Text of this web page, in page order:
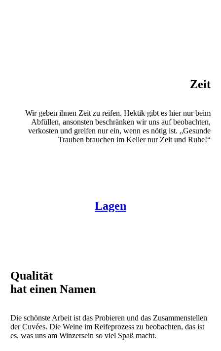
Zeit
Wir geben ihnen Zeit zu reifen. Hektik gibt es hier nur beim
Abfüllen, ansonsten beschränken wir uns auf beobachten,
verkosten und greifen nur ein, wenn es nötig ist. „Gesunde
Trauben brauchen im Keller nur Zeit und Ruhe!“
Lagen
Qualität
hat einen Namen
Die schönste Arbeit ist das Probieren und das Zusammenstellen
der Cuvées. Die Weine im Reifeprozess zu beobachten, das ist
es, was uns am Winzersein so viel Spaß macht.